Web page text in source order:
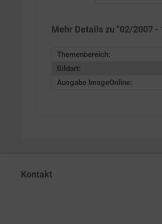
Mehr Details zu "02/2007 -
Themenbereich:
Bildart:
Ausgabe ImageOnline:
Kontakt